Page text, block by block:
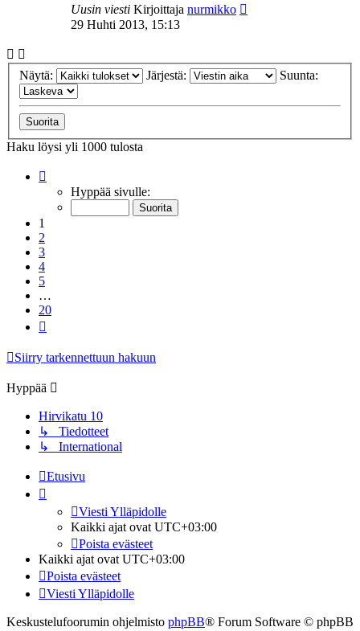
Uusin viesti Kirjoittaja nurmikko
29 Huhti 2013, 15:13
Näytä: Järjestä: Suunta:
Haku löysi yli 1000 tulosta
20 Hyppää sivulle:
1
2
3
4
5
…
20
Siirry tarkennettuun hakuun
Hyppää
Hirvikatu 10
↳ Tiedotteet
↳ International
Etusivu
Viesti Ylläpidolle
Kaikki ajat ovatUTC+03:00
Poista evästeet
Kaikki ajat ovatUTC+03:00
Poista evästeet
Viesti Ylläpidolle
Keskustelufoorumin ohjelmisto phpBB® Forum Software © phpBB